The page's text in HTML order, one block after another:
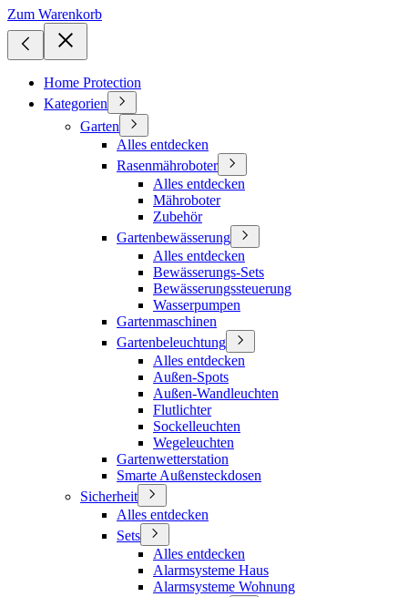
Zum Warenkorb
Home Protection
Kategorien
Garten
Alles entdecken
Rasenmähroboter
Alles entdecken
Mähroboter
Zubehör
Gartenbewässerung
Alles entdecken
Bewässerungs-Sets
Bewässerungssteuerung
Wasserpumpen
Gartenmaschinen
Gartenbeleuchtung
Alles entdecken
Außen-Spots
Außen-Wandleuchten
Flutlichter
Sockelleuchten
Wegeleuchten
Gartenwetterstation
Smarte Außensteckdosen
Sicherheit
Alles entdecken
Sets
Alles entdecken
Alarmsysteme Haus
Alarmsysteme Wohnung